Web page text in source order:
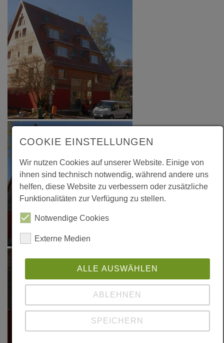
COOKIE EINSTELLUNGEN
Wir nutzen Cookies auf unserer Website. Einige von
ihnen sind technisch notwendig, während andere uns
helfen, diese Website zu verbessern oder zusätzliche
Funktionalitäten zur Verfügung zu stellen.
Notwendige Cookies
Externe Medien
ALLE AUSWÄHLEN
ABLEHNEN
SPEICHERN